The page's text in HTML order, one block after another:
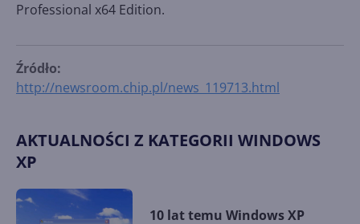
Professional x64 Edition.
Źródło:
http://newsroom.chip.pl/news_119713.html
AKTUALNOŚCI Z KATEGORII WINDOWS
XP
10 lat temu Windows XP